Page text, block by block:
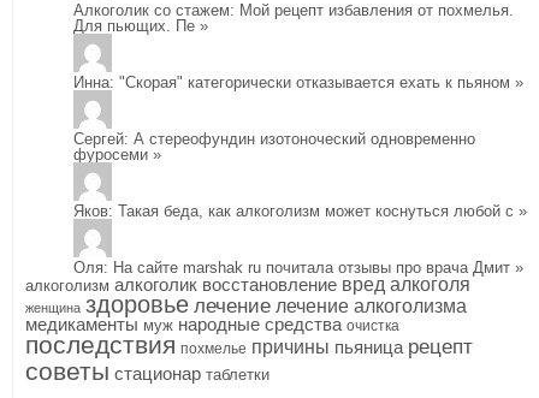
Алкоголик со стажем: Мой рецепт избавления от похмелья.
Для пьющих. Пе »
Инна: "Скорая" категорически отказывается ехать к пьяном »
Сергей: А стереофундин изотоноческий одновременно
фуросеми »
Яков: Такая беда, как алкоголизм может коснуться любой с »
Оля: На сайте marshak ru почитала отзывы про врача Дмит »
алкоголизм алкоголик восстановление вред алкоголя
женщина здоровье лечение лечение алкоголизма
медикаменты муж народные средства очистка
последствия похмелье причины пьяница рецепт
советы стационар таблетки